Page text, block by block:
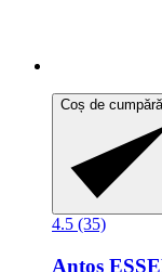
Coș de
4.5 (35)
Antos